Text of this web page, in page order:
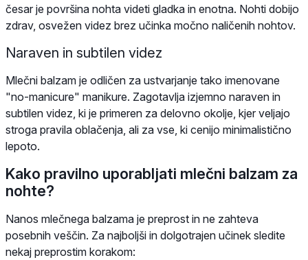
česar je površina nohta videti gladka in enotna. Nohti dobijo
zdrav, osvežen videz brez učinka močno naličenih nohtov.
Naraven in subtilen videz
Mlečni balzam je odličen za ustvarjanje tako imenovane
"no-manicure" manikure. Zagotavlja izjemno naraven in
subtilen videz, ki je primeren za delovno okolje, kjer veljajo
stroga pravila oblačenja, ali za vse, ki cenijo minimalistično
lepoto.
Kako pravilno uporabljati mlečni balzam za
nohte?
Nanos mlečnega balzama je preprost in ne zahteva
posebnih veščin. Za najboljši in dolgotrajen učinek sledite
nekaj preprostim korakom: